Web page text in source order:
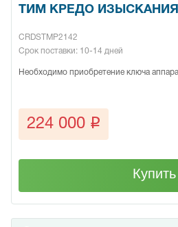
ТИМ КРЕДО ИЗЫСКАНИЯ
CRDSTMP2142
Срок поставки: 10-14 дней
Необходимо приобретение ключа
224 000 q
Купить